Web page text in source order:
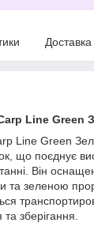
Доставка
Line Green
Line Green
що поєднує
Він
та зеленою
зберігання.